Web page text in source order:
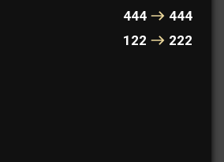
444
444
122 222